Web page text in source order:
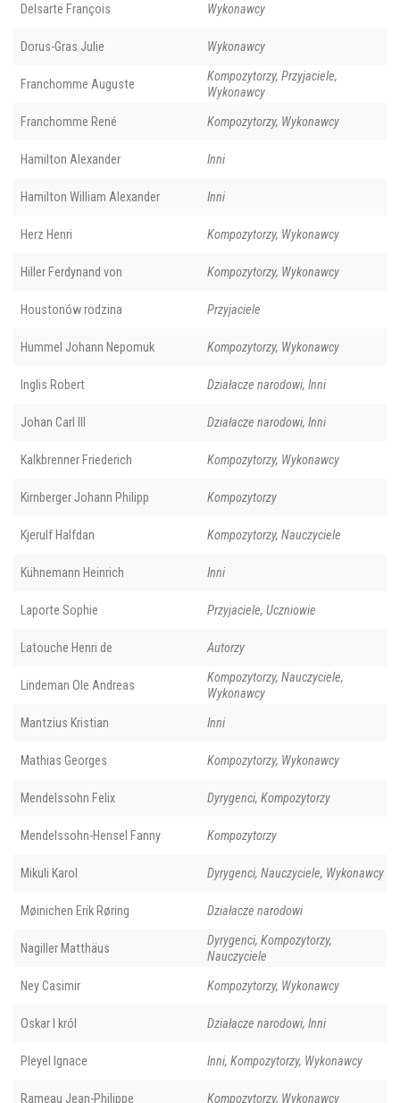
Delsarte François Wykonawcy
Dorus-Gras Julie Wykonawcy
Franchomme Auguste
Kompozytorzy, Przyjaciele,
Wykonawcy
Franchomme René Kompozytorzy, Wykonawcy
Hamilton Alexander Inni
Hamilton William Alexander Inni
Herz Henri Kompozytorzy, Wykonawcy
Hiller Ferdynand von Kompozytorzy, Wykonawcy
Houstonów rodzina Przyjaciele
Hummel Johann Nepomuk Kompozytorzy, Wykonawcy
Inglis Robert Działacze narodowi, Inni
Johan Carl III Działacze narodowi, Inni
Kalkbrenner Friederich Kompozytorzy, Wykonawcy
Kirnberger Johann Philipp Kompozytorzy
Kjerulf Halfdan Kompozytorzy, Nauczyciele
Kühnemann Heinrich Inni
Laporte Sophie Przyjaciele, Uczniowie
Latouche Henri de Autorzy
Lindeman Ole Andreas
Kompozytorzy, Nauczyciele,
Wykonawcy
Mantzius Kristian Inni
Mathias Georges Kompozytorzy, Wykonawcy
Mendelssohn Felix Dyrygenci, Kompozytorzy
Mendelssohn-Hensel Fanny Kompozytorzy
Mikuli Karol Dyrygenci, Nauczyciele, Wykonawcy
Møinichen Erik Røring Działacze narodowi
Nagiller Matthäus
Dyrygenci, Kompozytorzy,
Nauczyciele
Ney Casimir Kompozytorzy, Wykonawcy
Oskar I król Działacze narodowi, Inni
Pleyel Ignace Inni, Kompozytorzy, Wykonawcy
Rameau Jean-Philippe Kompozytorzy, Wykonawcy